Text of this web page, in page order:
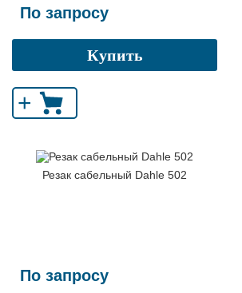
По запросу
Купить
+
Резак сабельный Dahle 502
По запросу